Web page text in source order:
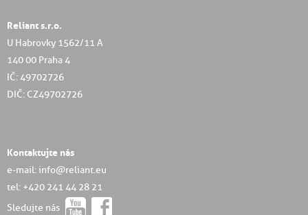
Reliant s.r.o.
U Habrovky 1562/11 A
140 00 Praha 4
IČ: 49702726
DIČ: CZ49702726
Kontaktujte nás
e-mail: info@reliant.eu
tel: +420 241 44 28 21
Sledujte nás